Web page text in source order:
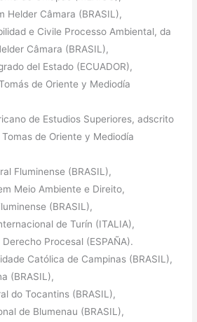
Helder Câmara (BRASIL),
e Civile Processo Ambiental, da
Câmara (BRASIL),
del Estado (ECUADOR),
de Oriente y Mediodía
de Estudios Superiores, adscrito
de Oriente y Mediodía
Fluminense (BRASIL),
Meio Ambiente e Direito,
(BRASIL),
de Turín (ITALIA),
Procesal (ESPAÑA).
Católica de Campinas (BRASIL),
(BRASIL),
do Tocantins (BRASIL),
de Blumenau (BRASIL),